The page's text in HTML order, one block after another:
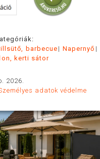
barbecue
Napernyő
kerti sátor
2026.
adatok védelme